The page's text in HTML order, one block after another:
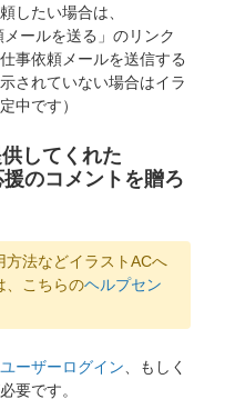
したい場合は、
ールを送る」のリンク
事依頼メールを送信する
されていない場合はイラ
中です）
してくれた
のコメントを贈ろ
法などイラストACへ
、こちらのヘルプセン
ーザーログイン、もしく
要です。